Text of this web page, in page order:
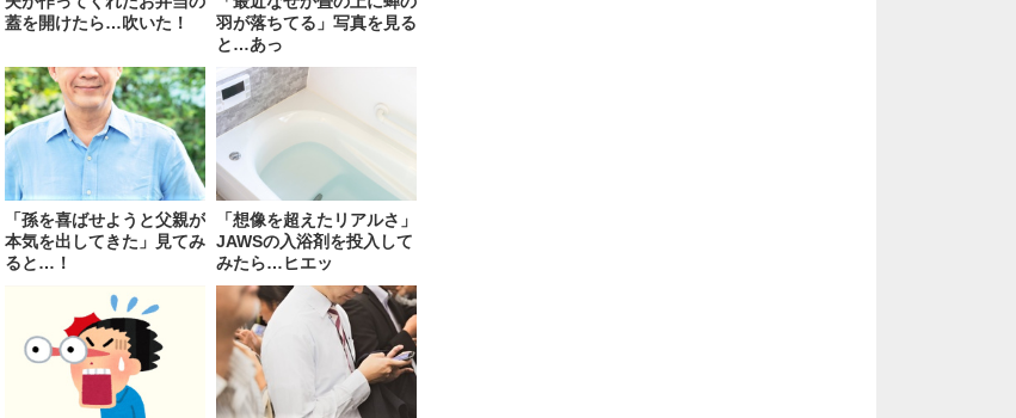
蓋を開けたら…吹いた！
羽が落ちてる」写真を見る
と…あっ
「孫を喜ばせようと父親が
本気を出してきた」見てみ
ると…！
「想像を超えたリアルさ」
JAWSの入浴剤を投入して
みたら…ヒエッ